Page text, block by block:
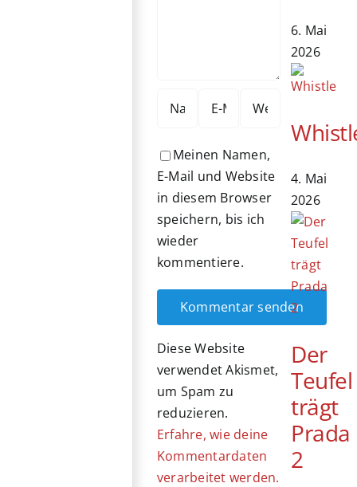
Meinen Namen,
E-Mail und Website
in diesem Browser
speichern, bis ich
wieder
kommentiere.
Diese Website
verwendet Akismet,
um Spam zu
reduzieren.
Erfahre, wie deine
Kommentardaten
verarbeitet werden.
6. Mai
2026
4. Mai
2026
Der
Teufel
trägt
Prada
2